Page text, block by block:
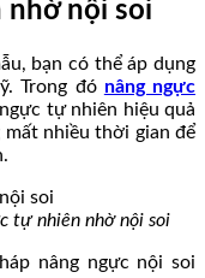
nhờ nội soi
bạn có thể áp dụng
Trong đó nâng ngực
tự nhiên hiệu quả
nhiều thời gian để
tự nhiên nhờ nội soi
nâng ngực nội soi